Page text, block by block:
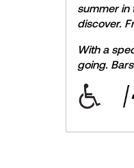
summer in
discover.
With a
going.